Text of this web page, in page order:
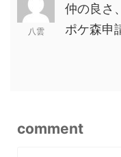
八雲
仲の良さ
ポケ森申
comment